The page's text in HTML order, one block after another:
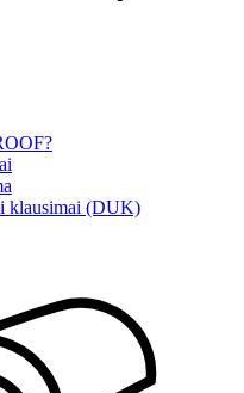
klausimai (DUK)